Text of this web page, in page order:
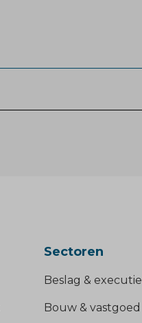
Sectoren
Beslag & executie
Bouw & vastgoed